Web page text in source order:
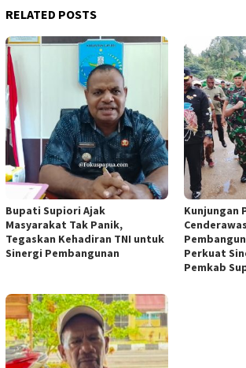
RELATED POSTS
Bupati Supiori Ajak
Masyarakat Tak Panik,
Tegaskan Kehadiran TNI untuk
Sinergi Pembangunan
Kunjungan
Perkuat
Pemkab